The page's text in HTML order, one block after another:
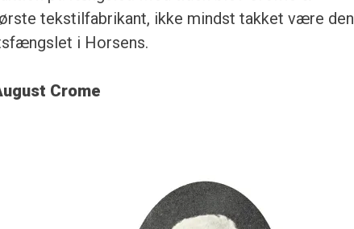
tekstilfabrikant, ikke mindst takket være den
i Horsens.
Crome